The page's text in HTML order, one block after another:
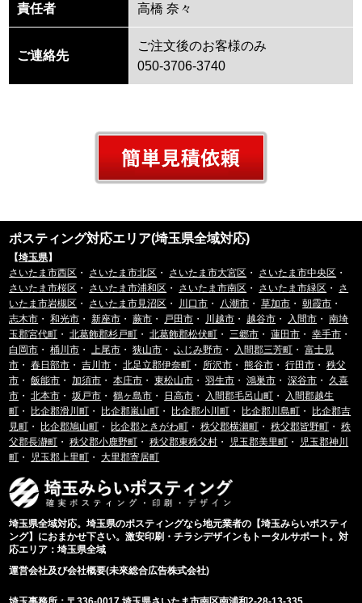
責任者 高橋 奈々
ご連絡先
ご注文後のお客様のみ
050-3706-3740
ポスティング対応エリア(埼玉県全域対応)
【埼玉県】
さいたま市西区 ・ さいたま市北区 ・ さいたま市大宮区 ・ さいたま市中央区 ・
さいたま市桜区 ・ さいたま市浦和区 ・ さいたま市南区 ・ さいたま市緑区 ・ さ
いたま市岩槻区 ・ さいたま市見沼区 ・ 川口市 ・ 八潮市 ・草加市 ・朝霞市 ・
志木市 ・和光市 ・新座市 ・蕨市 ・ 戸田市 ・ 川越市 ・ 越谷市 ・ 入間市 ・南埼
玉郡宮代町 ・北葛飾郡杉戸町 ・北葛飾郡松伏町 ・ 三郷市 ・蓮田市 ・幸手市 ・
白岡市 ・桶川市 ・ 上尾市 ・狭山市 ・ふじみ野市 ・ 入間郡三芳町 ・富士見
市 ・春日部市 ・吉川市 ・北足立郡伊奈町 ・ 所沢市 ・熊谷市 ・行田市 ・秩父
市 ・飯能市 ・加須市 ・本庄市 ・東松山市 ・羽生市 ・鴻巣市 ・深谷市 ・ 久喜
市 ・北本市 ・坂戸市 ・鶴ヶ島市 ・ 日高市 ・ 入間郡毛呂山町 ・
入間郡越生
町 ・ 比企郡滑川町 ・ 比企郡嵐山町 ・ 比企郡小川町 ・ 比企郡川島町 ・ 比企郡吉
見町 ・ 比企郡鳩山町 ・ 比企郡ときがわ町 ・秩父郡横瀬町 ・秩父郡皆野町 ・秩
父郡長瀞町 ・秩父郡小鹿野町 ・秩父郡東秩父村 ・ 児玉郡美里町 ・
児玉郡神川
町 ・ 児玉郡上里町 ・大里郡寄居町
埼玉県全域対応。埼玉県のポスティングなら地元業者の【埼玉みらいポスティ
ング】におまかせ下さい。激安印刷・チラシデザインもトータルサポート。対
応エリア：埼玉県全域
運営会社及び会社概要(未來総合広告株式会社)